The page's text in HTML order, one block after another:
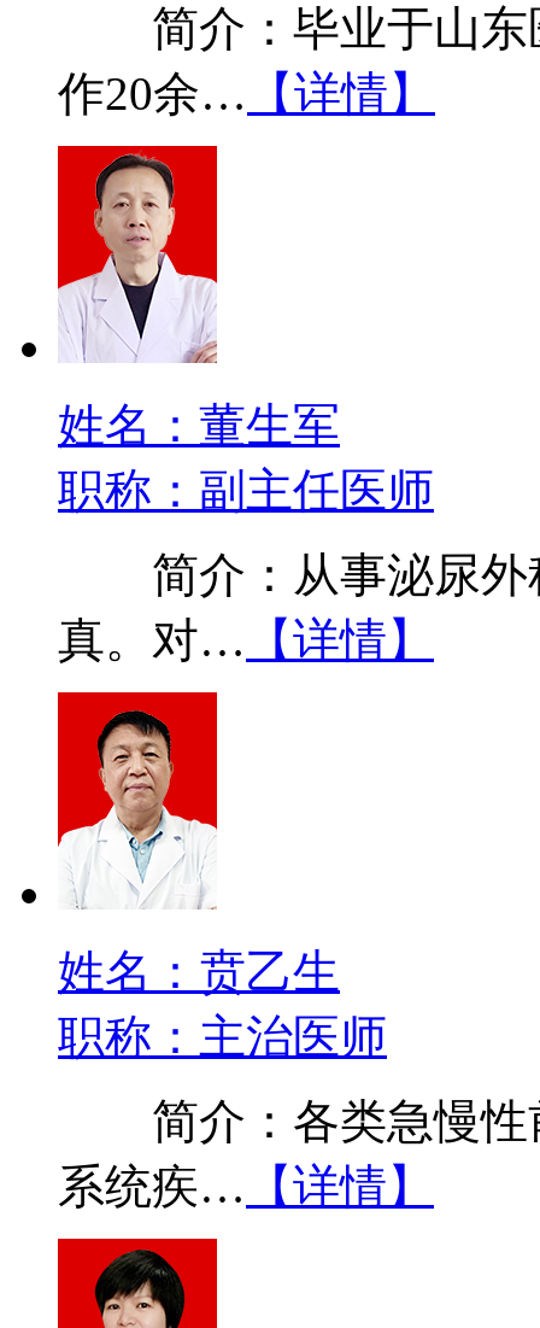
简介：毕业于山东
作20余… 【详情】
姓名：董生军
职称：副主任医师
简介：从事泌尿外
真。对… 【详情】
姓名：贲乙生
职称：主治医师
简介：各类急慢性
系统疾… 【详情】